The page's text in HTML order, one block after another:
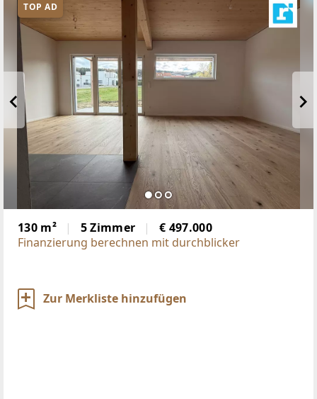
TOP AD
130 m² 5 Zimmer
€ 497.000
Finanzierung berechnen mit durchblicker
Zur Merkliste hinzufügen